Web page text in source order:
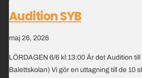
Audition SYB
maj 26, 2026
LÖRDAGEN 6/6 kl:13:00 Är det Audition
Balettskolan) Vi gör en uttagning till de 10